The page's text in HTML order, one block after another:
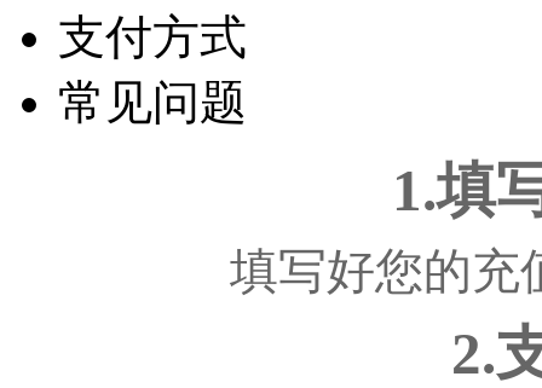
支付方式
常见问题
1.填
填写好您的充
2.